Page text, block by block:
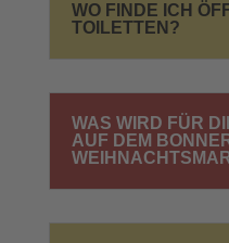
WO FINDE ICH
TOILETTEN?
WAS WIRD FÜR
AUF DEM